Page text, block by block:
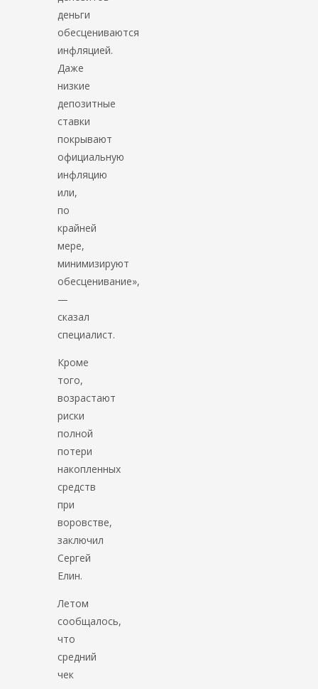
деньги
обесцениваются
инфляцией.
Даже
низкие
депозитные
ставки
покрывают
официальную
инфляцию
или,
по
крайней
мере,
минимизируют
обесценивание»,
—
сказал
специалист.
Кроме
того,
возрастают
риски
полной
потери
накопленных
средств
при
воровстве,
заключил
Сергей
Елин.
Летом
сообщалось,
что
средний
чек